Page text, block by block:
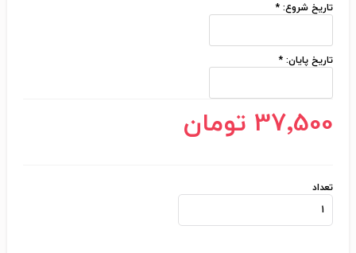
تاریخ شروع: *
تاریخ پایان: *
37٬500 تومان
تعداد